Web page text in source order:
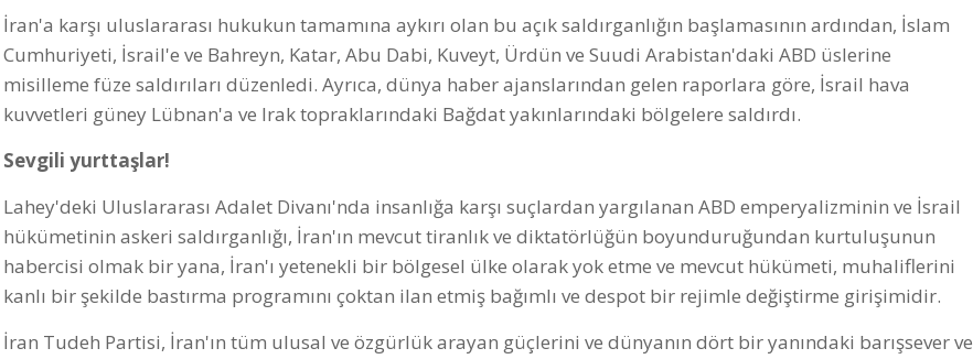
İran'a karşı uluslararası hukukun tamamına aykırı olan bu açık saldırganlığın başlamasının ardından, İslam
Cumhuriyeti, İsrail'e ve Bahreyn, Katar, Abu Dabi, Kuveyt, Ürdün ve Suudi Arabistan'daki ABD üslerine
misilleme füze saldırıları düzenledi. Ayrıca, dünya haber ajanslarından gelen raporlara göre, İsrail hava
kuvvetleri güney Lübnan'a ve Irak topraklarındaki Bağdat yakınlarındaki bölgelere saldırdı.
Sevgili yurttaşlar!
Lahey'deki Uluslararası Adalet Divanı'nda insanlığa karşı suçlardan yargılanan ABD emperyalizminin ve İsrail
hükümetinin askeri saldırganlığı, İran'ın mevcut tiranlık ve diktatörlüğün boyunduruğundan kurtuluşunun
habercisi olmak bir yana, İran'ı yetenekli bir bölgesel ülke olarak yok etme ve mevcut hükümeti, muhaliflerini
kanlı bir şekilde bastırma programını çoktan ilan etmiş bağımlı ve despot bir rejimle değiştirme girişimidir.
İran Tudeh Partisi, İran'ın tüm ulusal ve özgürlük arayan güçlerini ve dünyanın dört bir yanındaki barışsever ve